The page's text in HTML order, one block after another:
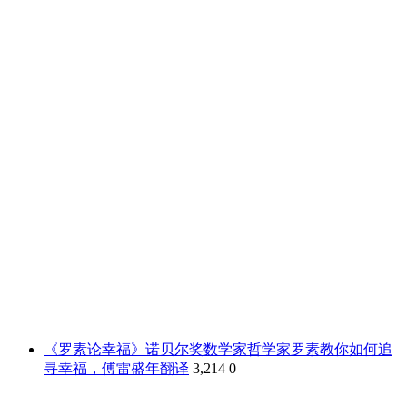
《罗素论幸福》诺贝尔奖数学家哲学家罗素教你如何追
寻幸福，傅雷盛年翻译 3,214 0